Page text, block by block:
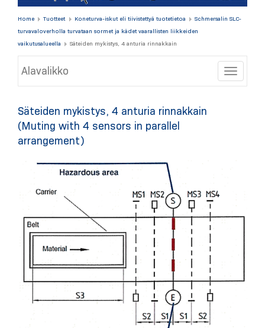
Home Tuotteet Koneturva-iskut eli tiivistettyä tuotetietoa
Schmersalin SLC-
turvavaloverholla turvataan sormet ja kädet vaarallisten liikkeiden
vaikutusalueella
Säteiden mykistys, 4 anturia rinnakkain
Toggle
Alavalikko
Säteiden mykistys, 4 anturia rinnakkain
(Muting with 4 sensors in parallel
arrangement)